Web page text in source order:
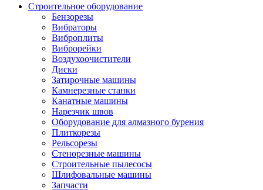
Строительное оборудование
Бензорезы
Вибраторы
Виброплиты
Виброрейки
Воздухоочистители
Диски
Затирочные машины
Камнерезные станки
Канатные машины
Нарезчик швов
Оборудование для алмазного бурения
Плиткорезы
Рельсорезы
Стенорезные машины
Строительные пылесосы
Шлифовальные машины
Запчасти